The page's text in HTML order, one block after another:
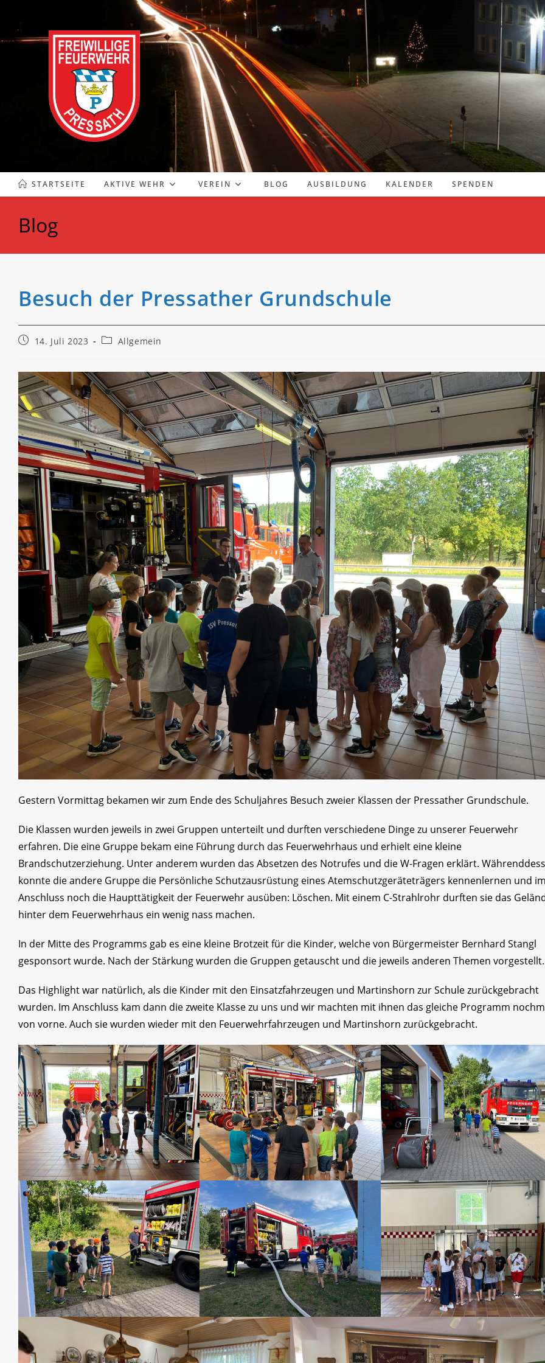
springen
STARTSEITE AKTIVE WEHR VEREIN BLOG AUSBILDUNG KALENDER SPENDEN
Blog
Besuch der Pressather Grundschule
Beitrag14. Juli 2023
Beitrags-
Allgemein
Gestern Vormittag bekamen wir zum Ende des Schuljahres Besuch zweier Klassen der Pressather Grundschule.
Die Klassen wurden jeweils in zwei Gruppen unterteilt und durften verschiedene Dinge zu unserer Feuerwehr
erfahren. Die eine Gruppe bekam eine Führung durch das Feuerwehrhaus und erhielt eine kleine
Brandschutzerziehung. Unter anderem wurden das Absetzen des Notrufes und die W-Fragen erklärt.
konnte die andere Gruppe die Persönliche Schutzausrüstung eines Atemschutzgeräteträgers kennenlernen und im
Anschluss noch die Haupttätigkeit der Feuerwehr ausüben: Löschen. Mit einem C-Strahlrohr durften sie das
hinter dem Feuerwehrhaus ein wenig nass machen.
In der Mitte des Programms gab es eine kleine Brotzeit für die Kinder, welche von Bürgermeister Bernhard Stangl
gesponsort wurde. Nach der Stärkung wurden die Gruppen getauscht und die jeweils anderen Themen vorgestellt.
Das Highlight war natürlich, als die Kinder mit den Einsatzfahrzeugen und Martinshorn zur Schule zurückgebracht
wurden. Im Anschluss kam dann die zweite Klasse zu uns und wir machten mit ihnen das gleiche Programm
von vorne. Auch sie wurden wieder mit den Feuerwehrfahrzeugen und Martinshorn zurückgebracht.